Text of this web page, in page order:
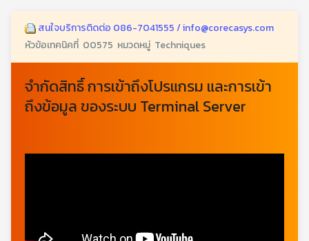
สนใจบริการติดต่อ 086-7041555 / info@corecasys.com
หัวข้อเทคนิคที่ 00575 หมวดหมู่ Techniques
จำกัดสิทธิ์ การเข้าถึงโปรแกรม และการเข้า
ถึงข้อมูล ของระบบ Terminal Server